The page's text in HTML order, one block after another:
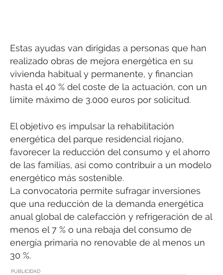
Estas ayudas van dirigidas a personas que han
realizado obras de mejora energética en su
vivienda habitual y permanente, y financian
hasta el 40 % del coste de la actuación, con un
límite máximo de 3.000 euros por solicitud.
El objetivo es impulsar la rehabilitación
energética del parque residencial riojano,
favorecer la reducción del consumo y el ahorro
de las familias, así como contribuir a un modelo
energético más sostenible.
La convocatoria permite sufragar inversiones
que una reducción de la demanda energética
anual global de calefacción y refrigeración de al
menos el 7 % o una rebaja del consumo de
energía primaria no renovable de al menos un
30 %.
PUBLICIDAD